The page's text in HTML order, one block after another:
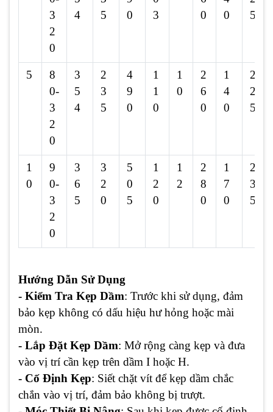
3
2
0
4
5
0
3
0
0
5
5
8
0-
3
2
0
3
5
4
2
3
5
4
9
0
1
1
0
1
0
2
6
0
1
4
0
2
2
5
1
0
9
0-
3
2
0
3
6
5
3
2
0
5
0
5
1
2
0
1
2
2
8
0
1
7
0
2
3
5
Hướng Dẫn Sử Dụng
- Kiểm Tra Kẹp Dầm: Trước khi sử dụng, đảm
bảo kẹp không có dấu hiệu hư hỏng hoặc mài
mòn.
- Lắp Đặt Kẹp Dầm: Mở rộng càng kẹp và đưa
vào vị trí cần kẹp trên dầm I hoặc H.
- Cố Định Kẹp: Siết chặt vít để kẹp dầm chắc
chắn vào vị trí, đảm bảo không bị trượt.